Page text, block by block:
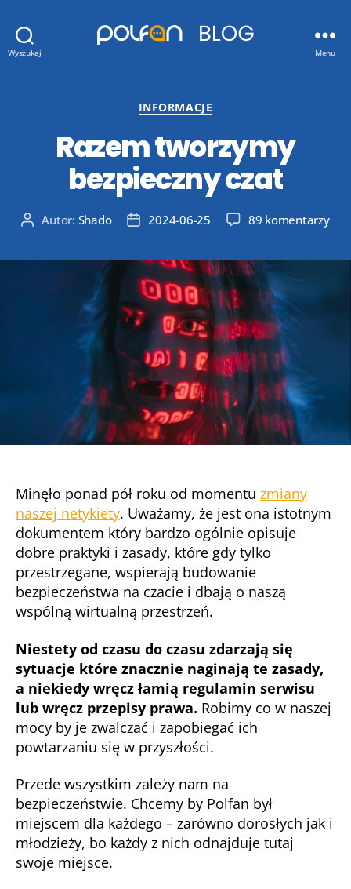
Wyszukaj Menu
Kategorie
INFORMACJE
Razem tworzymy
bezpieczny czat
AutorAutor: Shado
Data2024-06-25 89 komentarzydo
Minęło ponad pół roku od momentu zmiany
naszej netykiety. Uważamy, że jest ona istotnym
dokumentem który bardzo ogólnie opisuje
dobre praktyki i zasady, które gdy tylko
przestrzegane, wspierają budowanie
bezpieczeństwa na czacie i dbają o naszą
wspólną wirtualną przestrzeń.
Niestety od czasu do czasu zdarzają się
sytuacje które znacznie naginają te zasady,
a niekiedy wręcz łamią regulamin serwisu
lub wręcz przepisy prawa. Robimy co w naszej
mocy by je zwalczać i zapobiegać ich
powtarzaniu się w przyszłości.
Przede wszystkim zależy nam na
bezpieczeństwie. Chcemy by Polfan był
miejscem dla każdego – zarówno dorosłych jak i
młodzieży, bo każdy z nich odnajduje tutaj
swoje miejsce.